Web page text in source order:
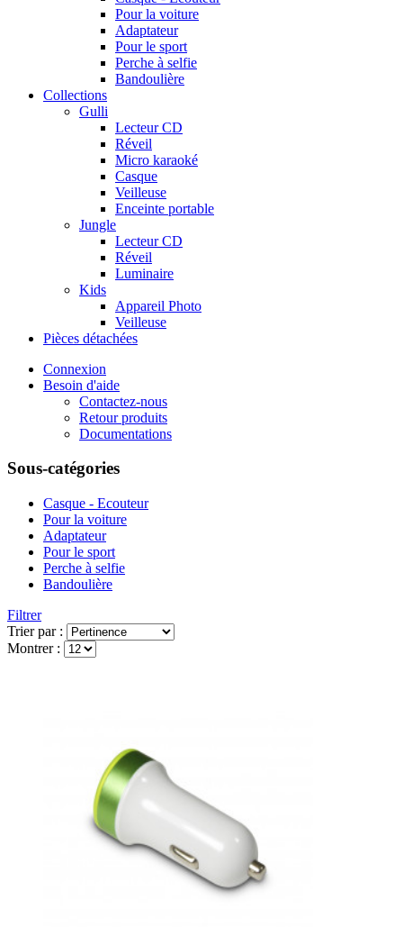
Pour la voiture
Adaptateur
Pour le sport
Perche à selfie
Bandoulière
Collections
Gulli
Lecteur CD
Réveil
Micro karaoké
Casque
Veilleuse
Enceinte portable
Jungle
Lecteur CD
Réveil
Luminaire
Kids
Appareil Photo
Veilleuse
Pièces détachées
Connexion
Besoin d'aide
Contactez-nous
Retour produits
Documentations
Sous-catégories
Casque - Ecouteur
Pour la voiture
Adaptateur
Pour le sport
Perche à selfie
Bandoulière
Filtrer
Trier par :
Montrer :